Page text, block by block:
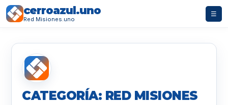
cerroazul.uno
Red Misiones.uno
☰
CATEGORÍA: RED MISIONES